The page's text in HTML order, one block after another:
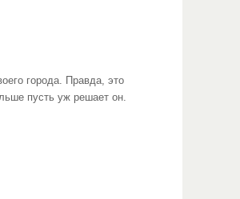
города. Правда, это
пусть уж решает он.